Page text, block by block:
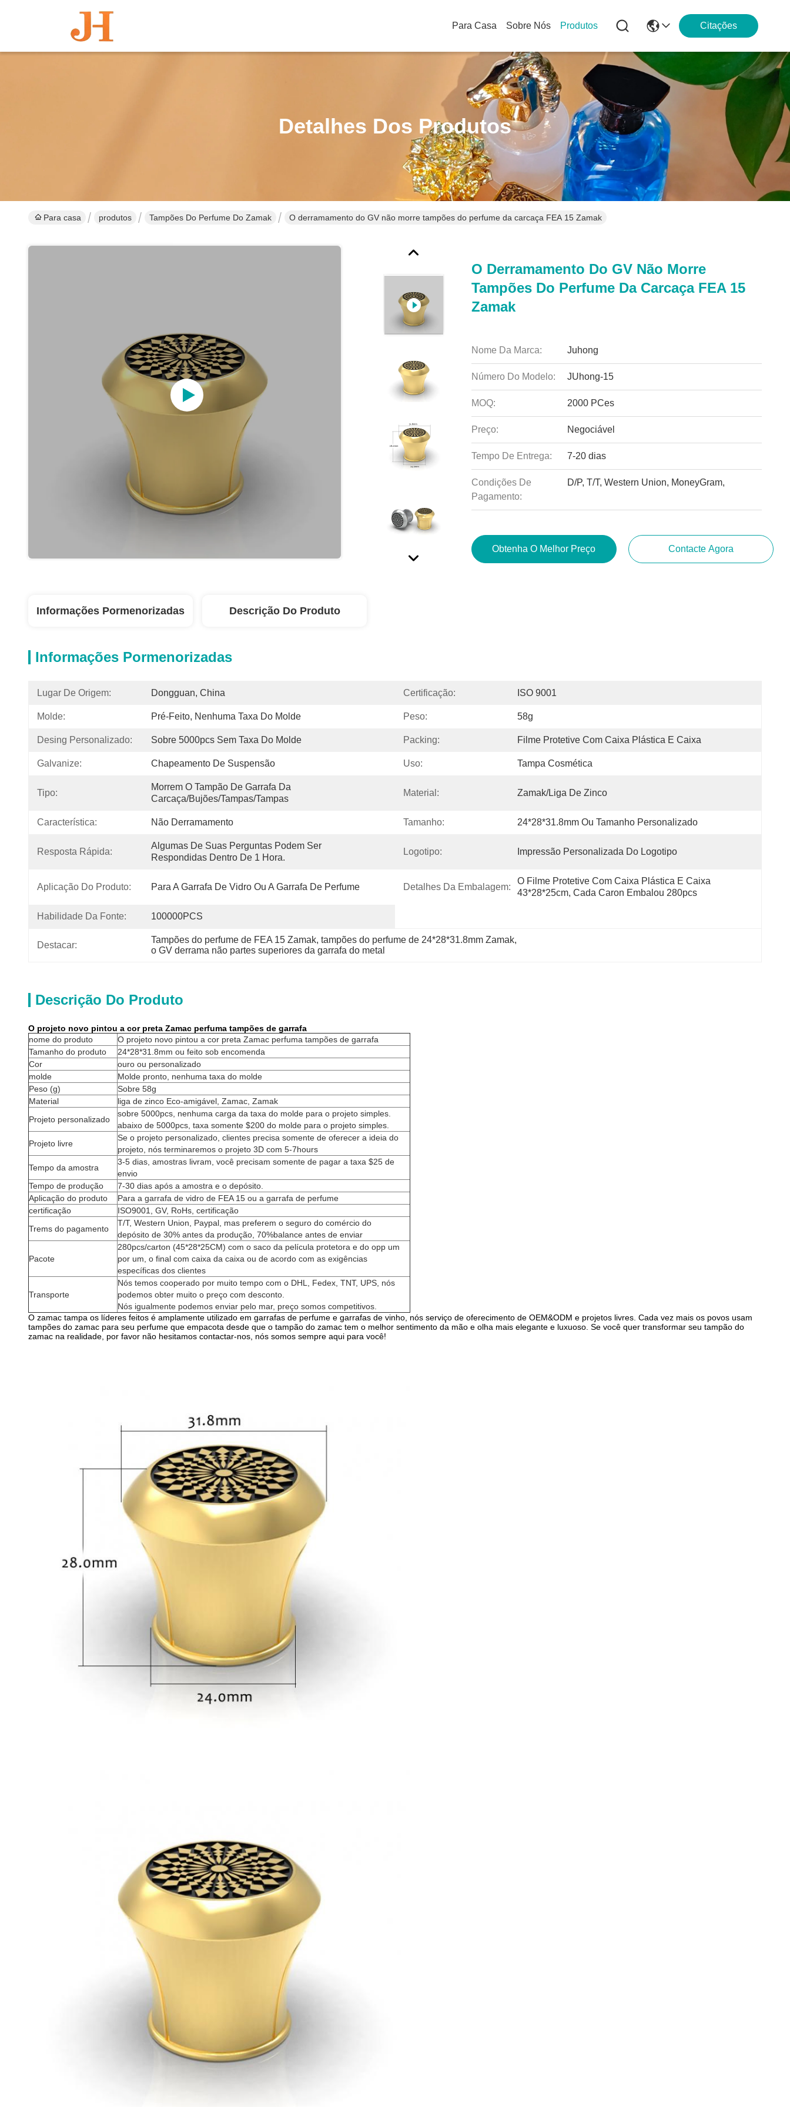
Para Casa Sobre Nós Produtos Citações
Detalhes Dos Produtos
Para casa produtos Tampões Do Perfume Do Zamak O derramamento do GV não morre tampões do perfume da carcaça FEA 15 Zamak
O Derramamento Do GV Não Morre
Tampões Do Perfume Da Carcaça FEA 15
Zamak
Nome Da Marca: Juhong
Número Do Modelo: JUhong-15
MOQ: 2000 PCes
Preço: Negociável
Tempo De Entrega: 7-20 dias
Condições De
Pagamento:
D/P, T/T, Western Union, MoneyGram,
Obtenha O Melhor Preço Contacte Agora
Informações Pormenorizadas Descrição Do Produto
Informações Pormenorizadas
Lugar De Origem: Dongguan, China Certificação: ISO 9001
Molde: Pré-Feito, Nenhuma Taxa Do Molde Peso: 58g
Desing Personalizado: Sobre 5000pcs Sem Taxa Do Molde Packing: Filme Protetive Com Caixa Plástica E Caixa
Galvanize: Chapeamento De Suspensão Uso: Tampa Cosmética
Tipo:
Morrem O Tampão De Garrafa Da
Carcaça/bujões/tampas/tampas
Material: Zamak/liga De Zinco
Característica: Não Derramamento Tamanho: 24*28*31.8mm Ou Tamanho Personalizado
Resposta Rápida:
Algumas De Suas Perguntas Podem Ser
Respondidas Dentro De 1 Hora.
Logotipo: Impressão Personalizada Do Logotipo
Aplicação Do Produto: Para A Garrafa De Vidro Ou A Garrafa De Perfume Detalhes Da Embalagem:
O Filme Protetive Com Caixa Plástica E Caixa
43*28*25cm, Cada Caron Embalou 280pcs
Habilidade Da Fonte: 100000PCS
Destacar:
Tampões do perfume de FEA 15 Zamak, tampões do perfume de 24*28*31.8mm Zamak,
o GV derrama não partes superiores da garrafa do metal
Descrição Do Produto
O projeto novo pintou a cor preta Zamac perfuma tampões de garrafa
nome do produto
O projeto novo pintou a cor preta Zamac perfuma tampões de garrafa
Tamanho do produto
24*28*31.8mm ou feito sob encomenda
Cor
ouro ou personalizado
molde
Molde pronto, nenhuma taxa do molde
Peso (g)
Sobre 58g
Material
liga de zinco Eco-amigável, Zamac, Zamak
Projeto personalizado
sobre 5000pcs, nenhuma carga da taxa do molde para o projeto simples.
abaixo de 5000pcs, taxa somente $200 do molde para o projeto simples.
Projeto livre
Se o projeto personalizado, clientes precisa somente de oferecer a ideia do
projeto, nós terminaremos o projeto 3D com 5-7hours
Tempo da amostra
3-5 dias, amostras livram, você precisam somente de pagar a taxa $25 de
envio
Tempo de produção
7-30 dias após a amostra e o depósito.
Aplicação do produto
Para a garrafa de vidro de FEA 15 ou a garrafa de perfume
certificação
ISO9001, GV, RoHs, certificação
Trems do pagamento
T/T, Western Union, Paypal, mas preferem o seguro do comércio do
depósito de 30% antes da produção, 70%balance antes de enviar
Pacote
280pcs/carton (45*28*25CM) com o saco da película protetora e do opp um
por um, o final com caixa da caixa ou de acordo com as exigências
específicas dos clientes
Transporte
Nós temos cooperado por muito tempo com o DHL, Fedex, TNT, UPS, nós
podemos obter muito o preço com desconto.
Nós igualmente podemos enviar pelo mar, preço somos competitivos.
O zamac tampa os líderes feitos é amplamente utilizado em garrafas de perfume e garrafas de vinho, nós serviço de oferecimento de OEM&ODM e projetos livres. Cada vez mais os povos usam
tampões do zamac para seu perfume que empacota desde que o tampão do zamac tem o melhor sentimento da mão e olha mais elegante e luxuoso. Se você quer transformar seu tampão do
zamac na realidade, por favor não hesitamos contactar-nos, nós somos sempre aqui para você!